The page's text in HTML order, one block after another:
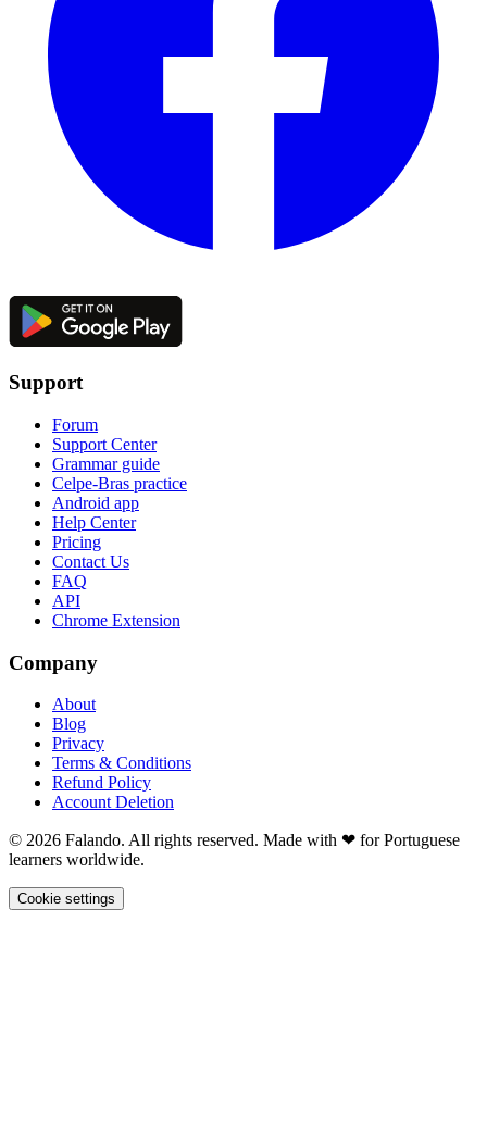
Support
Forum
Support Center
Grammar guide
Celpe-Bras practice
Android app
Help Center
Pricing
Contact Us
FAQ
API
Chrome Extension
Company
About
Blog
Privacy
Terms & Conditions
Refund Policy
Account Deletion
© 2026 Falando. All rights reserved. Made with ❤ for Portuguese
learners worldwide.
Cookie settings